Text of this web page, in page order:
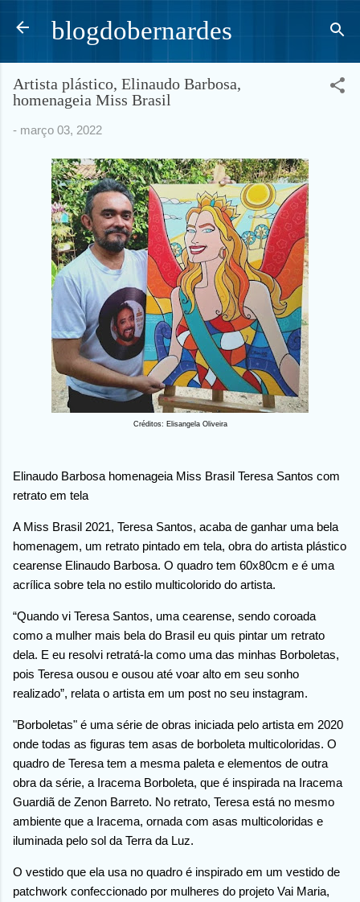
Pular para o conteúdo principal
blogdobernardes
Artista plástico, Elinaudo Barbosa,
homenageia Miss Brasil
- março 03, 2022
Créditos: Elisangela Oliveira
Elinaudo Barbosa homenageia Miss Brasil Teresa Santos com
retrato em tela
A Miss Brasil 2021, Teresa Santos, acaba de ganhar uma bela
homenagem, um retrato pintado em tela, obra do artista plástico
cearense Elinaudo Barbosa. O quadro tem 60x80cm e é uma
acrílica sobre tela no estilo multicolorido do artista.
“Quando vi Teresa Santos, uma cearense, sendo coroada
como a mulher mais bela do Brasil eu quis pintar um retrato
dela. E eu resolvi retratá-la como uma das minhas Borboletas,
pois Teresa ousou e ousou até voar alto em seu sonho
realizado”, relata o artista em um post no seu instagram.
"Borboletas" é uma série de obras iniciada pelo artista em 2020
onde todas as figuras tem asas de borboleta multicoloridas. O
quadro de Teresa tem a mesma paleta e elementos de outra
obra da série, a Iracema Borboleta, que é inspirada na Iracema
Guardiã de Zenon Barreto. No retrato, Teresa está no mesmo
ambiente que a Iracema, ornada com asas multicoloridas e
iluminada pelo sol da Terra da Luz.
O vestido que ela usa no quadro é inspirado em um vestido de
patchwork confeccionado por mulheres do projeto Vai Maria,